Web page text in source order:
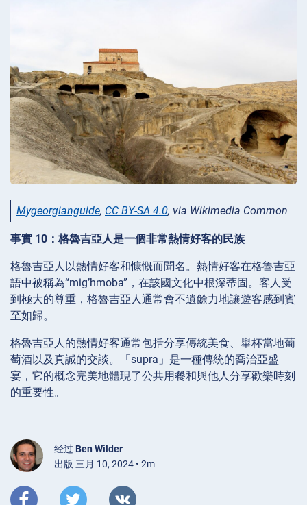
Mygeorgianguide, CC BY-SA 4.0, via Wikimedia Common
事實 10：格魯吉亞人是一個非常熱情好客的民族
格魯吉亞人以熱情好客和慷慨而聞名。熱情好客在格魯吉亞
語中被稱為“mig’hmoba”，在該國文化中根深蒂固。客人受
到極大的尊重，格魯吉亞人通常會不遺餘力地讓遊客感到賓
至如歸。
格魯吉亞人的熱情好客通常包括分享傳統美食、舉杯當地葡
萄酒以及真誠的交談。「supra」是一種傳統的喬治亞盛
宴，它的概念完美地體現了公共用餐和與他人分享歡樂時刻
的重要性。
经过 Ben Wilder
出版 三月 10, 2024 • 2m